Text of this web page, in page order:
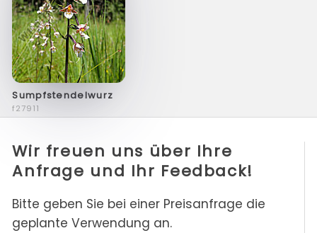
Sumpfstendelwurz
f27911
Wir freuen uns über Ihre
Anfrage und Ihr Feedback!
Bitte geben Sie bei einer Preisanfrage die
geplante Verwendung an.